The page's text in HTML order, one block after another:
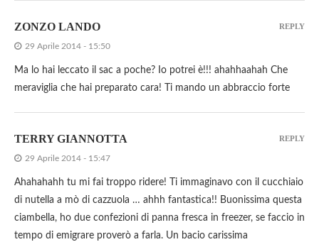
ZONZO LANDO
29 Aprile 2014 - 15:50
Ma lo hai leccato il sac a poche? Io potrei è!!! ahahhaahah Che
meraviglia che hai preparato cara! Ti mando un abbraccio forte
REPLY
TERRY GIANNOTTA
29 Aprile 2014 - 15:47
Ahahahahh tu mi fai troppo ridere! Ti immaginavo con il cucchiaio
di nutella a mò di cazzuola … ahhh fantastica!! Buonissima questa
ciambella, ho due confezioni di panna fresca in freezer, se faccio in
tempo di emigrare proverò a farla. Un bacio carissima
REPLY